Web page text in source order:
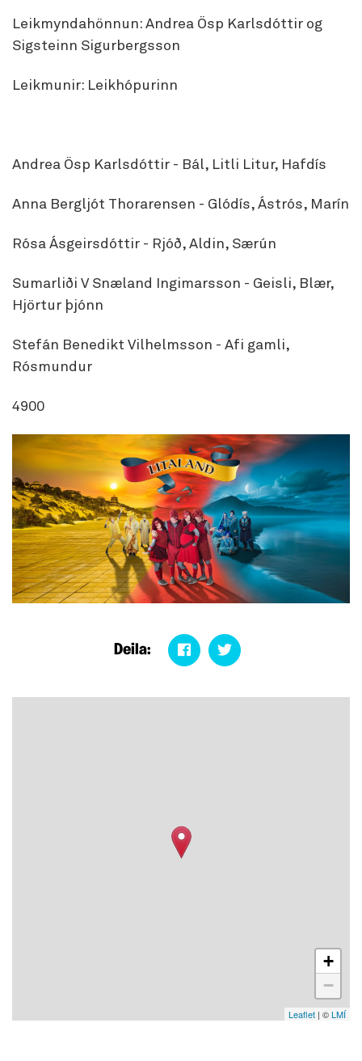
Leikmyndahönnun: Andrea Ösp Karlsdóttir og
Sigsteinn Sigurbergsson
Leikmunir: Leikhópurinn
Andrea Ösp Karlsdóttir - Bál, Litli Litur, Hafdís
Anna Bergljót Thorarensen - Glódís, Ástrós, Marín
Rósa Ásgeirsdóttir - Rjóð, Aldin, Særún
Sumarliði V Snæland Ingimarsson - Geisli, Blær,
Hjörtur þjónn
Stefán Benedikt Vilhelmsson - Afi gamli,
Rósmundur
4900
Deila:
+
−
Leaflet | ©LMÍ